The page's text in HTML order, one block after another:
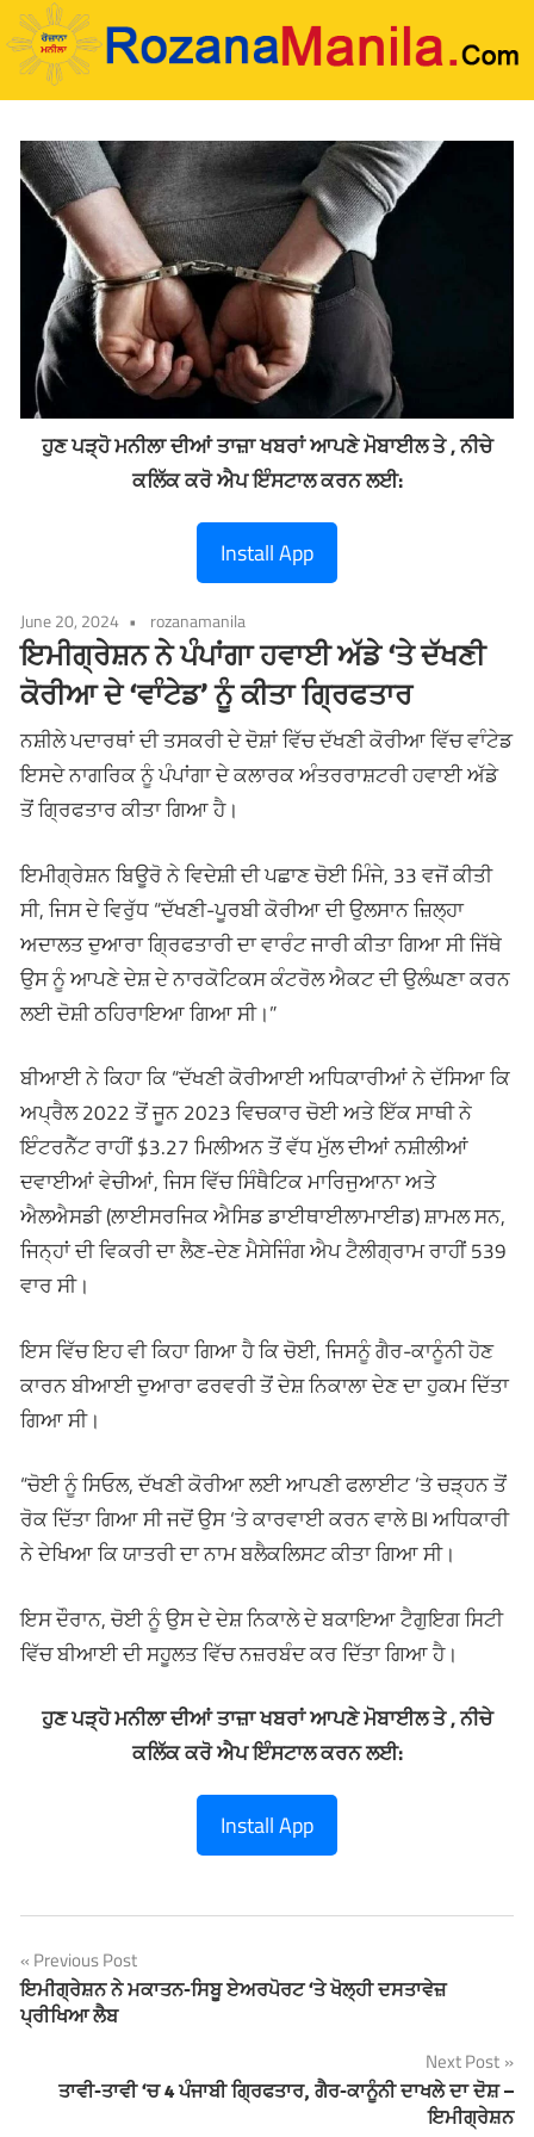
Skip
to
content
ਹੁਣ ਪੜ੍ਹੋ ਮਨੀਲਾ ਦੀਆਂ ਤਾਜ਼ਾ ਖਬਰਾਂ ਆਪਣੇ ਮੋਬਾਈਲ ਤੇ , ਨੀਚੇ
ਕਲਿੱਕ ਕਰੋ ਐਪ ਇੰਸਟਾਲ ਕਰਨ ਲਈ:
Install App
June 20, 2024 rozanamanila
ਇਮੀਗ੍ਰੇਸ਼ਨ ਨੇ ਪੰਪਾਂਗਾ ਹਵਾਈ ਅੱਡੇ ‘ਤੇ ਦੱਖਣੀ
ਕੋਰੀਆ ਦੇ ‘ਵਾੰਟੇਡ’ ਨੂੰ ਕੀਤਾ ਗ੍ਰਿਫਤਾਰ
ਨਸ਼ੀਲੇ ਪਦਾਰਥਾਂ ਦੀ ਤਸਕਰੀ ਦੇ ਦੋਸ਼ਾਂ ਵਿੱਚ ਦੱਖਣੀ ਕੋਰੀਆ ਵਿੱਚ ਵਾੰਟੇਡ
ਇਸਦੇ ਨਾਗਰਿਕ ਨੂੰ ਪੰਪਾਂਗਾ ਦੇ ਕਲਾਰਕ ਅੰਤਰਰਾਸ਼ਟਰੀ ਹਵਾਈ ਅੱਡੇ
ਤੋਂ ਗ੍ਰਿਫਤਾਰ ਕੀਤਾ ਗਿਆ ਹੈ।
ਇਮੀਗ੍ਰੇਸ਼ਨ ਬਿਊਰੋ ਨੇ ਵਿਦੇਸ਼ੀ ਦੀ ਪਛਾਣ ਚੋਈ ਮਿੰਜੇ, 33 ਵਜੋਂ ਕੀਤੀ
ਸੀ, ਜਿਸ ਦੇ ਵਿਰੁੱਧ “ਦੱਖਣੀ-ਪੂਰਬੀ ਕੋਰੀਆ ਦੀ ਉਲਸਾਨ ਜ਼ਿਲ੍ਹਾ
ਅਦਾਲਤ ਦੁਆਰਾ ਗ੍ਰਿਫਤਾਰੀ ਦਾ ਵਾਰੰਟ ਜਾਰੀ ਕੀਤਾ ਗਿਆ ਸੀ ਜਿੱਥੇ
ਉਸ ਨੂੰ ਆਪਣੇ ਦੇਸ਼ ਦੇ ਨਾਰਕੋਟਿਕਸ ਕੰਟਰੋਲ ਐਕਟ ਦੀ ਉਲੰਘਣਾ ਕਰਨ
ਲਈ ਦੋਸ਼ੀ ਠਹਿਰਾਇਆ ਗਿਆ ਸੀ।”
ਬੀਆਈ ਨੇ ਕਿਹਾ ਕਿ “ਦੱਖਣੀ ਕੋਰੀਆਈ ਅਧਿਕਾਰੀਆਂ ਨੇ ਦੱਸਿਆ ਕਿ
ਅਪ੍ਰੈਲ 2022 ਤੋਂ ਜੂਨ 2023 ਵਿਚਕਾਰ ਚੋਈ ਅਤੇ ਇੱਕ ਸਾਥੀ ਨੇ
ਇੰਟਰਨੈੱਟ ਰਾਹੀਂ $3.27 ਮਿਲੀਅਨ ਤੋਂ ਵੱਧ ਮੁੱਲ ਦੀਆਂ ਨਸ਼ੀਲੀਆਂ
ਦਵਾਈਆਂ ਵੇਚੀਆਂ, ਜਿਸ ਵਿੱਚ ਸਿੰਥੈਟਿਕ ਮਾਰਿਜੁਆਨਾ ਅਤੇ
ਐਲਐਸਡੀ (ਲਾਈਸਰਜਿਕ ਐਸਿਡ ਡਾਈਥਾਈਲਾਮਾਈਡ) ਸ਼ਾਮਲ ਸਨ,
ਜਿਨ੍ਹਾਂ ਦੀ ਵਿਕਰੀ ਦਾ ਲੈਣ-ਦੇਣ ਮੈਸੇਜਿੰਗ ਐਪ ਟੈਲੀਗ੍ਰਾਮ ਰਾਹੀਂ 539
ਵਾਰ ਸੀ।
ਇਸ ਵਿੱਚ ਇਹ ਵੀ ਕਿਹਾ ਗਿਆ ਹੈ ਕਿ ਚੋਈ, ਜਿਸਨੂੰ ਗੈਰ-ਕਾਨੂੰਨੀ ਹੋਣ
ਕਾਰਨ ਬੀਆਈ ਦੁਆਰਾ ਫਰਵਰੀ ਤੋਂ ਦੇਸ਼ ਨਿਕਾਲਾ ਦੇਣ ਦਾ ਹੁਕਮ ਦਿੱਤਾ
ਗਿਆ ਸੀ।
“ਚੋਈ ਨੂੰ ਸਿਓਲ, ਦੱਖਣੀ ਕੋਰੀਆ ਲਈ ਆਪਣੀ ਫਲਾਈਟ ‘ਤੇ ਚੜ੍ਹਨ ਤੋਂ
ਰੋਕ ਦਿੱਤਾ ਗਿਆ ਸੀ ਜਦੋਂ ਉਸ ‘ਤੇ ਕਾਰਵਾਈ ਕਰਨ ਵਾਲੇ BI ਅਧਿਕਾਰੀ
ਨੇ ਦੇਖਿਆ ਕਿ ਯਾਤਰੀ ਦਾ ਨਾਮ ਬਲੈਕਲਿਸਟ ਕੀਤਾ ਗਿਆ ਸੀ।
ਇਸ ਦੌਰਾਨ, ਚੋਈ ਨੂੰ ਉਸ ਦੇ ਦੇਸ਼ ਨਿਕਾਲੇ ਦੇ ਬਕਾਇਆ ਟੈਗੁਇਗ ਸਿਟੀ
ਵਿੱਚ ਬੀਆਈ ਦੀ ਸਹੂਲਤ ਵਿੱਚ ਨਜ਼ਰਬੰਦ ਕਰ ਦਿੱਤਾ ਗਿਆ ਹੈ।
ਹੁਣ ਪੜ੍ਹੋ ਮਨੀਲਾ ਦੀਆਂ ਤਾਜ਼ਾ ਖਬਰਾਂ ਆਪਣੇ ਮੋਬਾਈਲ ਤੇ , ਨੀਚੇ
ਕਲਿੱਕ ਕਰੋ ਐਪ ਇੰਸਟਾਲ ਕਰਨ ਲਈ:
Install App
Post
navigation
Previous Post
ਇਮੀਗ੍ਰੇਸ਼ਨ ਨੇ ਮਕਾਤਨ-ਸਿਬੂ ਏਅਰਪੋਰਟ ‘ਤੇ ਖੋਲ੍ਹੀ ਦਸਤਾਵੇਜ਼
ਪ੍ਰੀਖਿਆ ਲੈਬ
Next Post
ਤਾਵੀ-ਤਾਵੀ ‘ਚ 4 ਪੰਜਾਬੀ ਗ੍ਰਿਫਤਾਰ, ਗੈਰ-ਕਾਨੂੰਨੀ ਦਾਖਲੇ ਦਾ ਦੋਸ਼ –
ਇਮੀਗ੍ਰੇਸ਼ਨ